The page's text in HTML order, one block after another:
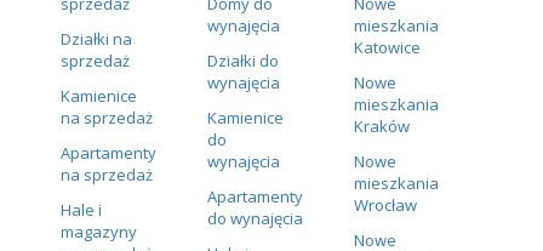
Działki na
sprzedaż
Kamienice
na sprzedaż
Apartamenty
na sprzedaż
Hale i
magazyny
wynajęcia
Działki do
wynajęcia
Kamienice
do
wynajęcia
Apartamenty
do wynajęcia
mieszkania
Katowice
Nowe
mieszkania
Kraków
Nowe
mieszkania
Wrocław
Nowe